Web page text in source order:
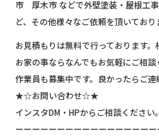
市 厚木市 などで外壁塗装・屋根工
ど、その他様々なご依頼を頂いており
お見積もりは無料で行っております。
お家の事ならなんでもお気軽にご相談
作業員も募集中です。良かったらご連
★☆お問い合わせ☆★
インスタDM・HPからご相談ください。
ーーーーーーーーーーーーーーーーー